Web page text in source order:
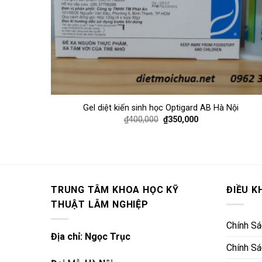
Gel diệt kiến sinh học Optigard AB Hà Nội
₫400,000 ₫350,000
TRUNG TÂM KHOA HỌC KỸ
THUẬT LÂM NGHIỆP
Địa chỉ: Ngọc Trục
ĐIỀU
Chính
Chính